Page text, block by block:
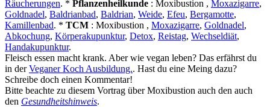
Räucherungen. * Pflanzenheilkunde : Moxibustion , Moxazigarre,
Goldnadel, Baldrianbad, Baldrian, Weide, Efeu, Bergamotte,
Kamillenbad. * TCM : Moxibustion , Moxazigarre, Goldnadel,
Abkochung, Körperakupunktur, Detox, Reistag, Wechseldiät,
Handakupunktur.
Fleisch essen macht krank. Aber wie vegan leben? Das erfährst du
in derVeganer Koch Ausbildung.. Hast du eine Meing dazu?
Schreibe doch einen Kommentar!
Bitte beachte zu diesem Vortrag über Moxibustion auch den auch
den Gesundheitshinweis.